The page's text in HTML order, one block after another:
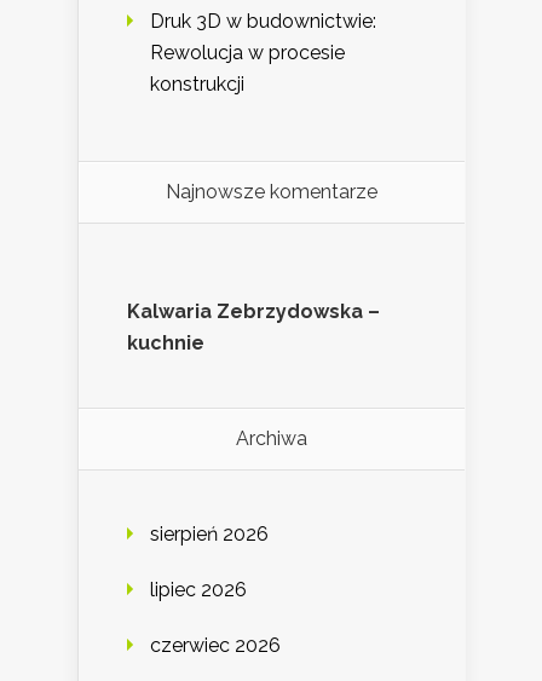
Druk 3D w budownictwie:
Rewolucja w procesie
konstrukcji
Najnowsze komentarze
Kalwaria Zebrzydowska –
kuchnie
Archiwa
sierpień 2026
lipiec 2026
czerwiec 2026